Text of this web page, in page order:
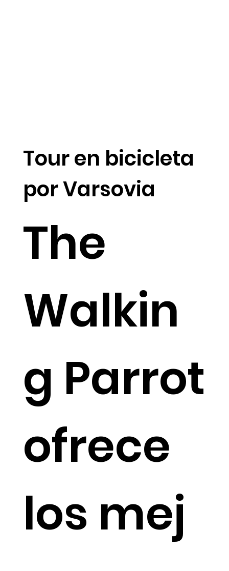
Tour en bicicleta
por Varsovia
The
Walkin
g Parrot
ofrece
los mej